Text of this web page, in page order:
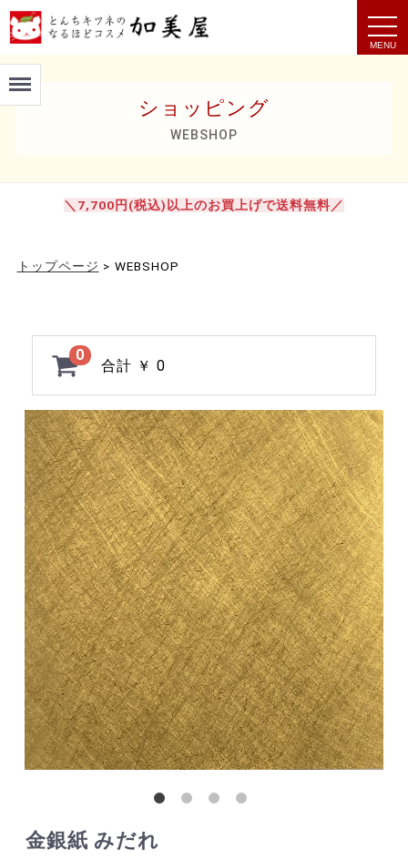
t
o
g
ショッピング
WEBSHOP
＼7,700円(税込)以上のお買上げで送料無料／
トップページ > WEBSHOP
0
合計 ￥ 0
Menu
金銀紙 みだれ